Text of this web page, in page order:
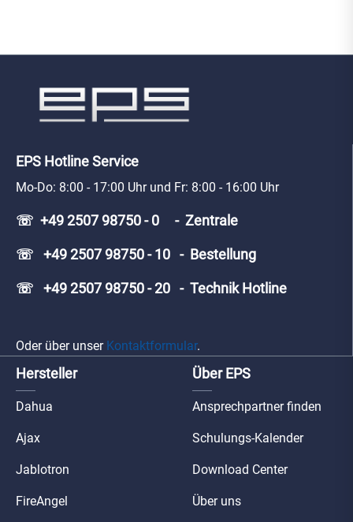
EPS Hotline Service
Mo-Do: 8:00 - 17:00 Uhr und Fr: 8:00 - 16:00 Uhr
☏ +49 2507 98750 - 0 - Zentrale
☏ +49 2507 98750 - 10 - Bestellung
☏ +49 2507 98750 - 20 - Technik Hotline
Oder über unser Kontaktformular.
Hersteller
Dahua
Ajax
Jablotron
FireAngel
Über EPS
Ansprechpartner finden
Schulungs-Kalender
Download Center
Über uns